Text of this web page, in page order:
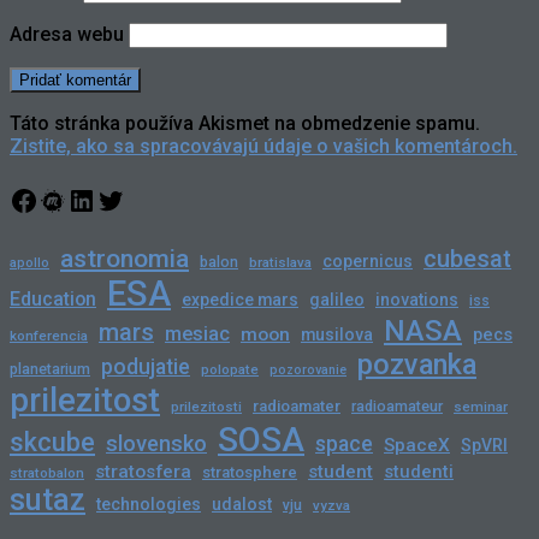
Adresa webu
Táto stránka používa Akismet na obmedzenie spamu.
Zistite, ako sa spracovávajú údaje o vašich komentároch.
Facebook
Meetup
LinkedIn
Twitter
apollo astronomia balon bratislava copernicus cubesat
Education ESA expedice mars galileo inovations iss
konferencia mars mesiac moon musilova NASA pecs
planetarium podujatie polopate pozorovanie pozvanka
prilezitost prilezitosti radioamater radioamateur seminar
skcube slovensko SOSA space SpaceX SpVRI
stratobalon stratosfera stratosphere student studenti
sutaz technologies udalost vju vyzva